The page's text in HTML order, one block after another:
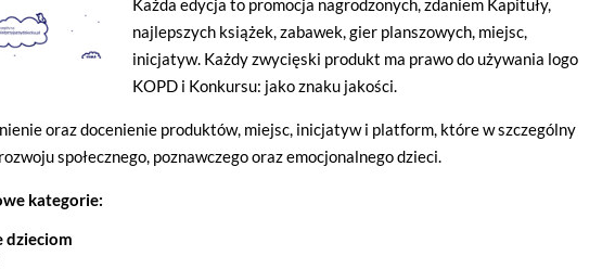
Każda edycja to promocja nagrodzonych, zdaniem Kapituły,
najlepszych książek, zabawek, gier planszowych, miejsc,
inicjatyw. Każdy zwycięski produkt ma prawo do używania logo
KOPD i Konkursu: jako znaku jakości.
oraz docenienie produktów, miejsc, inicjatyw i platform, które w szczególny
społecznego, poznawczego oraz emocjonalnego dzieci.
kategorie:
dzieciom